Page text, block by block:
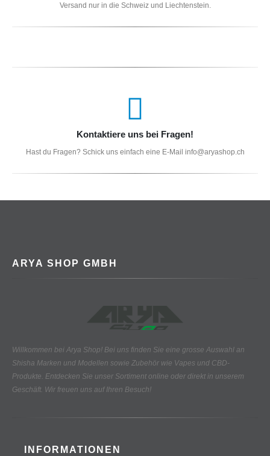
Versand nur in die Schweiz und Liechtenstein.
Kontaktiere uns bei Fragen!
Hast du Fragen? Schick uns einfach eine E-Mail info@aryashop.ch
ARYA SHOP GMBH
Willkommen bei Arya Shop! Bei uns finden Sie eine grosse Auswahl an
Shisha Marken und Modellen sowie Zubehör wie Vapes und CBD-
Produkte. Entdecken Sie unser Sortiment online oder direkt in unserem
Geschäft. Wir freuen uns auf Ihren Besuch!
INFORMATIONEN